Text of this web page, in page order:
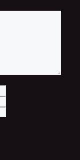
Mail-
Adresse